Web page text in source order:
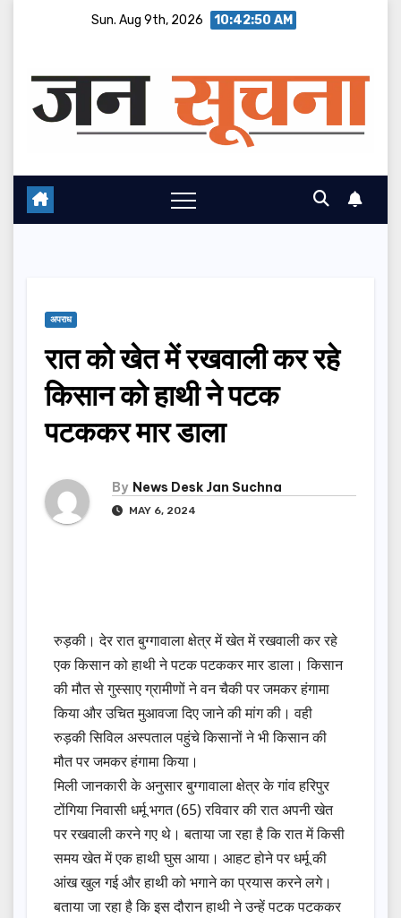
Sun. Aug 9th, 2026 10:42:51 AM
अपराध
रात को खेत में रखवाली कर रहे
किसान को हाथी ने पटक
पटककर मार डाला
By News Desk Jan Suchna
MAY 6, 2024
रुड़की। देर रात बुग्गावाला क्षेत्र में खेत में रखवाली कर रहे
एक किसान को हाथी ने पटक पटककर मार डाला। किसान
की मौत से गुस्साए ग्रामीणों ने वन चैकी पर जमकर हंगामा
किया और उचित मुआवजा दिए जाने की मांग की। वही
रुड़की सिविल अस्पताल पहुंचे किसानों ने भी किसान की
मौत पर जमकर हंगामा किया।
मिली जानकारी के अनुसार बुग्गावाला क्षेत्र के गांव हरिपुर
टोंगिया निवासी धर्मू भगत (65) रविवार की रात अपनी खेत
पर रखवाली करने गए थे। बताया जा रहा है कि रात में किसी
समय खेत में एक हाथी घुस आया। आहट होने पर धर्मू की
आंख खुल गई और हाथी को भगाने का प्रयास करने लगे।
बताया जा रहा है कि इस दौरान हाथी ने उन्हें पटक पटककर